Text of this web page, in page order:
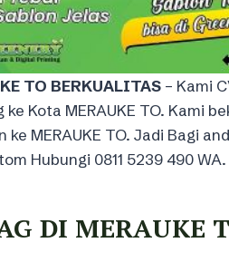
TO BERKUALITAS – Kami
Kota MERAUKE TO. Kami
MERAUKE TO. Jadi Bagi
Hubungi 0811 5239 490 WA.
DI MERAUKE